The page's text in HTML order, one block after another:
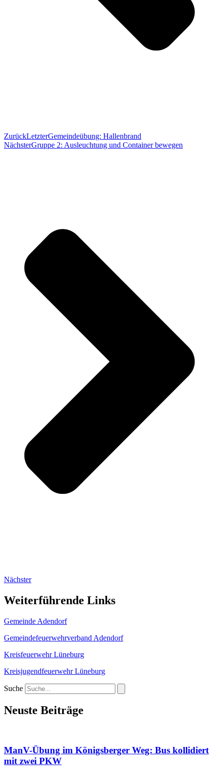
ZurückLetzterGemeindeübung: Hallenbrand
NächsterGruppe 2: Ausleuchtung und Container bewegen
Nächster
Weiterführende Links
Gemeinde Adendorf
Gemeindefeuerwehrverband Adendorf
Kreisfeuerwehr Lüneburg
Kreisjugendfeuerwehr Lüneburg
Suche
Neuste Beiträge
ManV-Übung im Königsberger Weg: Bus kollidiert
mit zwei PKW